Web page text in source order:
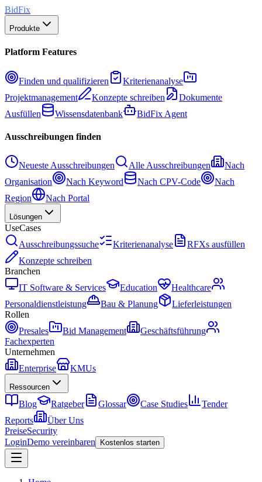
BidFix
Produkte
Platform Features
Finden und qualifizieren
Kriterienanalyse
Projektmanagement
Konzepte schreiben
Dokumente
Ausfüllen
Wissensdatenbank BidFix Agent
Ausschreibungen finden
Neueste Ausschreibungen Alle Ausschreibungen
Nach
Organisation
Nach Keyword Nach CPV-Code
Nach
Region
Nach Portal
Lösungen
UseCases
Ausschreibungssuche
Kriterienanalyse
RFXs ausfüllen
Konzepte schreiben
Branchen
IT Software & Services
Education
Healthcare
Personaldienstleistung
Bau & Planung
Lieferleistungen
Rollen
Presales
Bid Management
Geschäftsführung
Fachexperten
Unternehmen
Enterprise
KMUs
Ressourcen
Blog Ratgeber Glossar Case Studies
Tender
Reports
Über Uns
PreiseSecurity
LoginDemo vereinbaren Kostenlos starten